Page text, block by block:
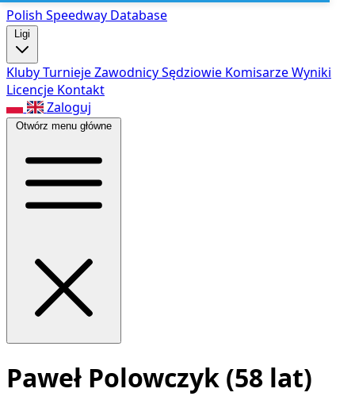
Polish Speedway Database
Ligi
KlubyTurniejeZawodnicySędziowie KomisarzeWyniki
Licencje Kontakt
Zaloguj
Otwórz menu główne
Paweł Polowczyk (58 lat)